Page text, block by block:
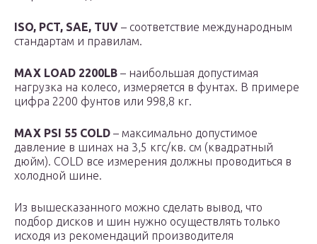
ISO, PCT, SAE, TUV – соответствие международным
стандартам и правилам.
MAX LOAD 2200LB – наибольшая допустимая
нагрузка на колесо, измеряется в фунтах. В примере
цифра 2200 фунтов или 998,8 кг.
MAX PSI 55 COLD – максимально допустимое
давление в шинах на 3,5 кгс/кв. см (квадратный
дюйм). COLD все измерения должны проводиться в
холодной шине.
Из вышесказанного можно сделать вывод, что
подбор дисков и шин нужно осуществлять только
исходя из рекомендаций производителя